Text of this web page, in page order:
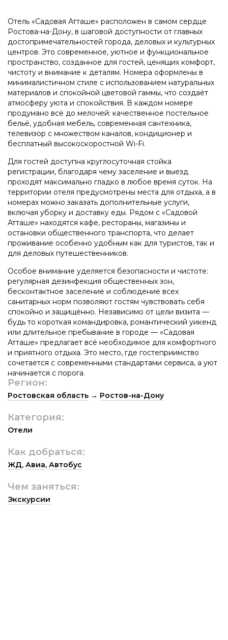
Отель «Садовая Атташе» расположен в самом сердце
Ростова-на-Дону, в шаговой доступности от главных
достопримечательностей города, деловых и культурных
центров. Это современное, уютное и функциональное
пространство, созданное для гостей, ценящих комфорт,
чистоту и внимание к деталям. Номера оформлены в
минималистичном стиле с использованием натуральных
материалов и спокойной цветовой гаммы, что создаёт
атмосферу уюта и спокойствия. В каждом номере
продумано всё до мелочей: качественное постельное
бельё, удобная мебель, современная сантехника,
телевизор с множеством каналов, кондиционер и
бесплатный высокоскоростной Wi-Fi.
Для гостей доступна круглосуточная стойка
регистрации, благодаря чему заселение и выезд
проходят максимально гладко в любое время суток. На
территории отеля предусмотрены места для отдыха, а в
номерах можно заказать дополнительные услуги,
включая уборку и доставку еды. Рядом с «Садовой
Атташе» находятся кафе, рестораны, магазины и
остановки общественного транспорта, что делает
проживание особенно удобным как для туристов, так и
для деловых путешественников.
Особое внимание уделяется безопасности и чистоте:
регулярная дезинфекция общественных зон,
бесконтактное заселение и соблюдение всех
санитарных норм позволяют гостям чувствовать себя
спокойно и защищённо. Независимо от цели визита —
будь то короткая командировка, романтический уикенд
или длительное пребывание в городе — «Садовая
Атташе» предлагает всё необходимое для комфортного
и приятного отдыха. Это место, где гостеприимство
сочетается с современными стандартами сервиса, а уют
начинается с порога.
Регион:
Ростовская область → Ростов-на-Дону
Категория:
Отели
Как добраться:
ЖД, Авиа, Автобус
Чем заняться:
Экскурсии